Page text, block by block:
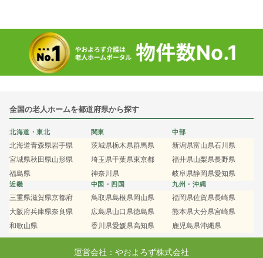
全国の老人ホームを都道府県から探す
北海道・東北
北海道青森県岩手県
宮城県秋田県山形県
福島県
関東
茨城県栃木県群馬県
埼玉県千葉県東京都
神奈川県
中部
新潟県富山県石川県
福井県山梨県長野県
岐阜県静岡県愛知県
近畿
三重県滋賀県京都府
大阪府兵庫県奈良県
和歌山県
中国・四国
鳥取県島根県岡山県
広島県山口県徳島県
香川県愛媛県高知県
九州・沖縄
福岡県佐賀県長崎県
熊本県大分県宮崎県
鹿児島県沖縄県
運営会社：やおよろず株式会社